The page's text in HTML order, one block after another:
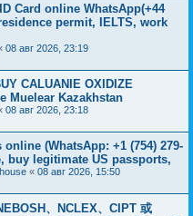
Card online WhatsApp(+44
permit, IELTS, work
08 авг 2026, 23:19
CALUANIE OXIDIZE
Muelear Kazakhstan
08 авг 2026, 23:18
(WhatsApp: +1 (754) 279-
buy legitimate US passports,
« 08 авг 2026, 15:50
、NCLEX、CIPT 或